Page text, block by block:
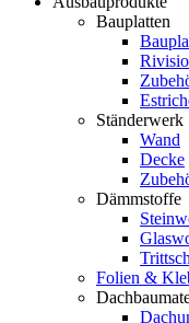
Bauplatten
Ständerwerk
Wand
Decke
Dämmstoffe
Folien &